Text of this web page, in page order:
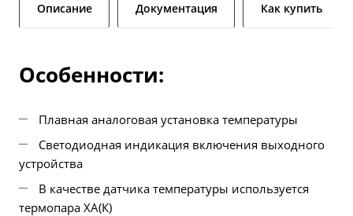
Описание Документация Как купить
Особенности:
Плавная аналоговая установка температуры
Светодиодная индикация включения выходного
устройства
В качестве датчика температуры используется
термопара ХА(К)